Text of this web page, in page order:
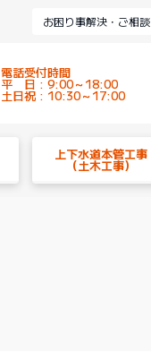
お困り事解決・ご相談
電話受付時間
平 日 : 9:00～18:00
土日祝 : 10:30～17:00
上下水道本管工事
（土木工事）